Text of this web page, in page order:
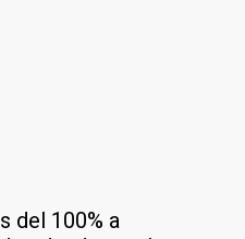
del 100% a